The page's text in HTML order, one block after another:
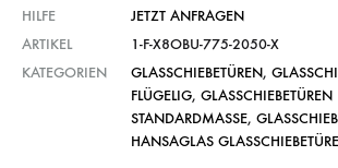
HILFE
JETZT ANFRAGEN
ARTIKEL
1-F-X8OBU-775-2050-X
KATEGORIEN
GLASSCHIEBETÜREN,
FLÜGELIG, GLASSCHIEBETÜREN
STANDARDMASSE ,
HANSAGLAS